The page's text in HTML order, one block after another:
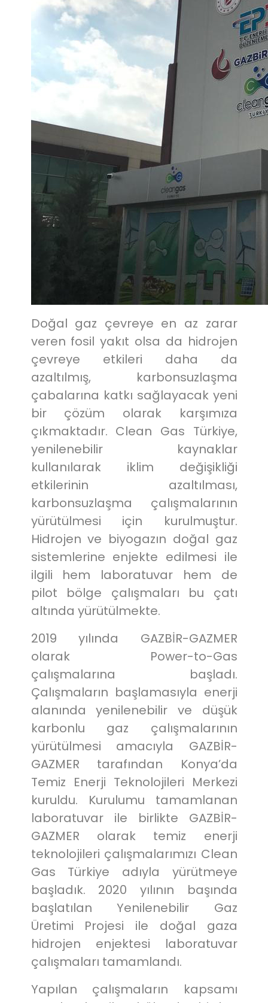
Doğal gaz çevreye en az zarar
veren fosil yakıt olsa da hidrojen
çevreye etkileri daha da
azaltılmış, karbonsuzlaşma
çabalarına katkı sağlayacak yeni
bir çözüm olarak karşımıza
çıkmaktadır. Clean Gas Türkiye,
yenilenebilir kaynaklar
kullanılarak iklim değişikliği
etkilerinin azaltılması,
karbonsuzlaşma çalışmalarının
yürütülmesi için kurulmuştur.
Hidrojen ve biyogazın doğal gaz
sistemlerine enjekte edilmesi ile
ilgili hem laboratuvar hem de
pilot bölge çalışmaları bu çatı
altında yürütülmekte.
2019 yılında GAZBİR-GAZMER
olarak Power-to-Gas
çalışmalarına başladı.
Çalışmaların başlamasıyla enerji
alanında yenilenebilir ve düşük
karbonlu gaz çalışmalarının
yürütülmesi amacıyla GAZBİR-
GAZMER tarafından Konya’da
Temiz Enerji Teknolojileri Merkezi
kuruldu. Kurulumu tamamlanan
laboratuvar ile birlikte GAZBİR-
GAZMER olarak temiz enerji
teknolojileri çalışmalarımızı Clean
Gas Türkiye adıyla yürütmeye
başladık. 2020 yılının başında
başlatılan Yenilenebilir Gaz
Üretimi Projesi ile doğal gaza
hidrojen enjektesi laboratuvar
çalışmaları tamamlandı.
Yapılan çalışmaların kapsamı